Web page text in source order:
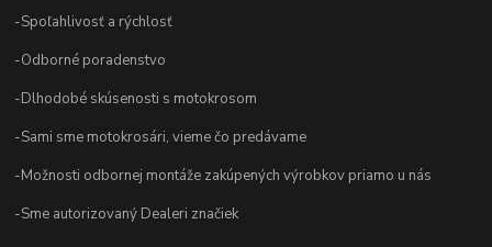
-Spoľahlivosť a rýchlosť
-Odborné poradenstvo
-Dlhodobé skúsenosti s motokrosom
-Sami sme motokrosári, vieme čo predávame
-Možnosti odbornej montáže zakúpených výrobkov priamo u nás
-Sme autorizovaný Dealeri značiek